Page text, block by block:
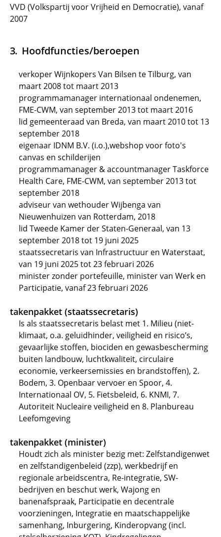
VVD (Volkspartij voor Vrijheid en Democratie), vanaf
2007
Hoofdfuncties/beroepen
verkoper Wijnkopers Van Bilsen te Tilburg, van
maart 2008 tot maart 2013
programmamanager internationaal ondenemen,
FME-CWM, van september 2013 tot maart 2016
lid gemeenteraad van Breda, van maart 2010 tot 13
september 2018
eigenaar IDNM B.V. (i.o.),webshop voor foto's
canvas en schilderijen
programmamanager & accountmanager Taskforce
Health Care, FME-CWM, van september 2013 tot
september 2018
adviseur van wethouder Wijbenga van
Nieuwenhuizen van Rotterdam, 2018
lid Tweede Kamer der Staten-Generaal, van 13
september 2018 tot 19 juni 2025
staatssecretaris van Infrastructuur en Waterstaat,
van 19 juni 2025 tot 23 februari 2026
minister zonder portefeuille, minister van Werk en
Participatie, vanaf 23 februari 2026
takenpakket (staatssecretaris)
Is als staatssecretaris belast met 1. Milieu (niet-
klimaat, o.a. geluidhinder, veiligheid en risico’s,
gevaarlijke stoffen, biociden en gewasbescherming
buiten landbouw, luchtkwaliteit, circulaire
economie, verkeersemissies en brandstoffen), 2.
Bodem, 3. Openbaar vervoer en Spoor, 4.
Internationaal OV, 5. Fietsbeleid, 6. KNMI, 7.
Autoriteit Nucleaire veiligheid en 8. Planbureau
Leefomgeving
takenpakket (minister)
Houdt zich als minister bezig met: Zelfstandigenwet
en zelfstandigenbeleid (zzp), werkbedrijf en
regionale arbeidscentra, Re-integratie, SW-
bedrijven en beschut werk, Wajong en
banenafspraak, Participatie en decentrale
voorzieningen, Integratie en maatschappelijke
samenhang, Inburgering, Kinderopvang (incl.